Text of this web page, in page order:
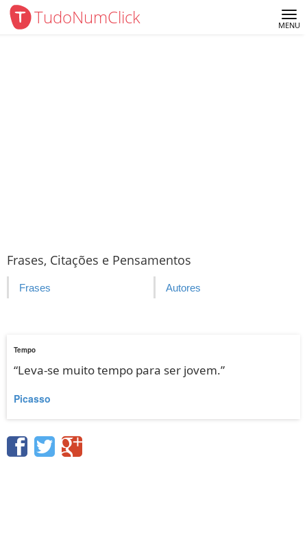
TudoNumClick MENU
Frases, Citações e Pensamentos
Frases Autores
Tempo
“Leva-se muito tempo para ser jovem.”
Picasso